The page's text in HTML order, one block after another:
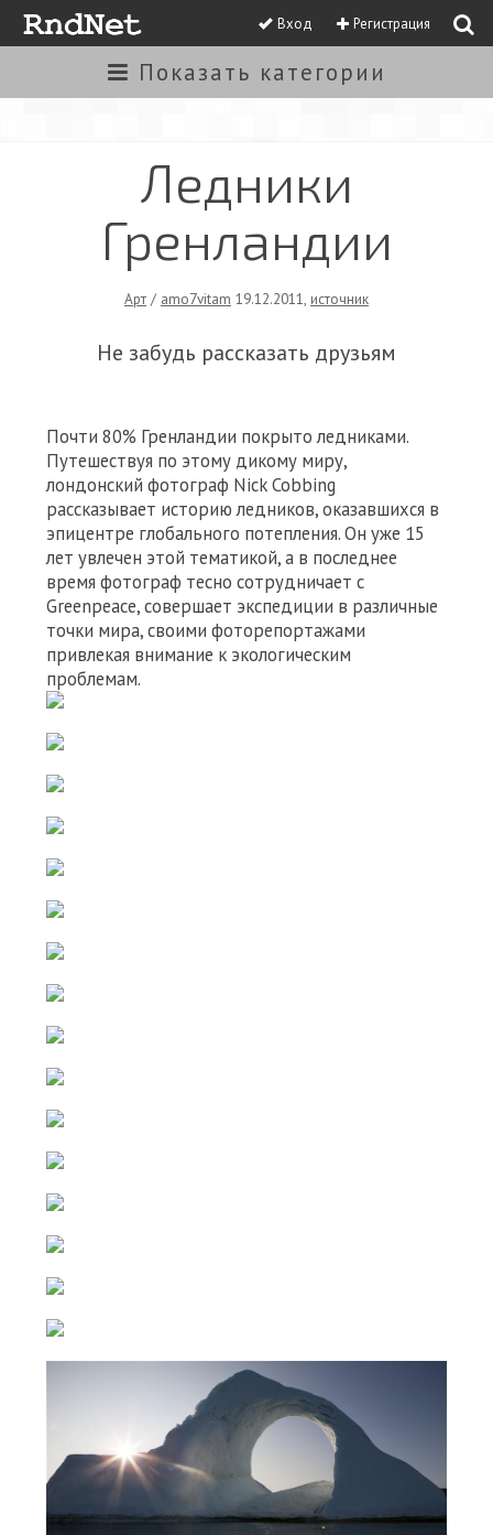
Вход Регистрация
Показать категории
Ледники
Гренландии
Арт / amo7vitam 19.12.2011, источник
Не забудь рассказать друзьям
Почти 80% Гренландии покрыто ледниками.
Путешествуя по этому дикому миру,
лондонский фотограф Nick Cobbing
рассказывает историю ледников, оказавшихся в
эпицентре глобального потепления. Он уже 15
лет увлечен этой тематикой, а в последнее
время фотограф тесно сотрудничает с
Greenpeace, совершает экспедиции в различные
точки мира, своими фоторепортажами
привлекая внимание к экологическим
проблемам.